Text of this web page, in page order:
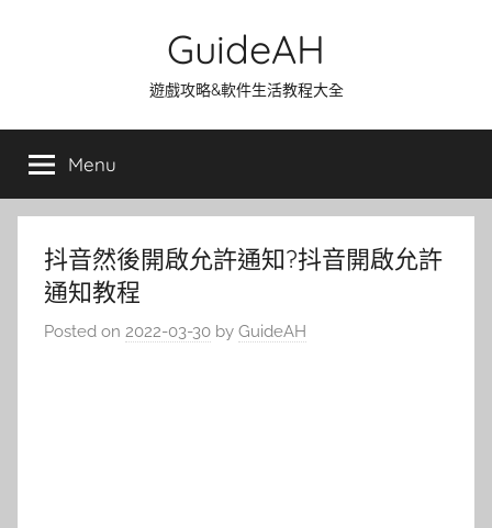
GuideAH
遊戲攻略&軟件生活教程大全
Menu
抖音然後開啟允許通知?抖音開啟允許
通知教程
Posted on 2022-03-30 by GuideAH